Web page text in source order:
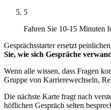
5
Fahren Sie 10-15 Minuten
Gesprächsstarter ersetzt
Sie, wie sich Gespräche
Wenn alle wissen, dass Fragen
Gruppe von Karrierewechseln,
Die nächste Karte fragt nach
höflichen Gespräch selten